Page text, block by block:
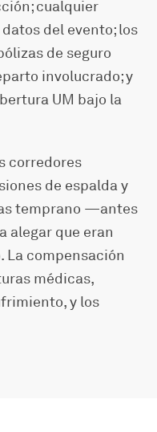
cualquier
del evento; los
de seguro
involucrado; y
UM bajo la
corredores
de espalda y
temprano —antes
alegar que eran
compensación
médicas,
y los